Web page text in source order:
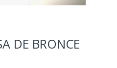
DE BRONCE